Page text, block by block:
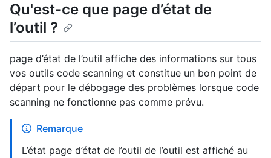
Qu'est-ce que page d’état de
l’outil ?
page d’état de l’outil affiche des informations sur tous
vos outils code scanning et constitue un bon point de
départ pour le débogage des problèmes lorsque code
scanning ne fonctionne pas comme prévu.
Remarque
L’état page d’état de l’outil de l’outil est affiché au